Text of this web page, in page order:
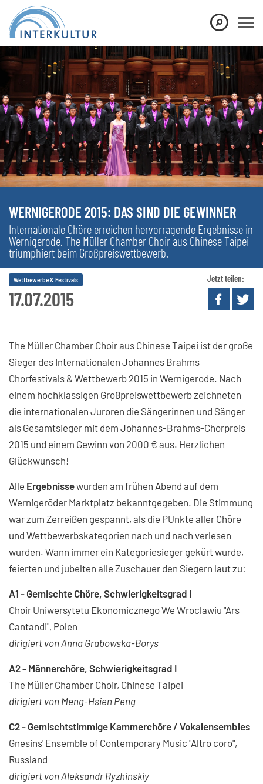
WERNIGERODE 2015: DAS SIND DIE GEWINNER
Internationale Chöre erreichen hervorragende Ergebnisse in
Wernigerode. The Müller Chamber Choir aus Chinese Taipei
triumphiert beim Großpreiswettbewerb.
17.07.2015
Wettbewerbe & Festivals Jetzt teilen:
The Müller Chamber Choir aus Chinese Taipei ist der große
Sieger des Internationalen Johannes Brahms
Chorfestivals & Wettbewerb 2015 in Wernigerode. Nach
einem hochklassigen Großpreiswettbewerb zeichneten
die internationalen Juroren die Sängerinnen und Sänger
als Gesamtsieger mit dem Johannes-Brahms-Chorpreis
2015 und einem Gewinn von 2000 € aus. Herzlichen
Glückwunsch!
Alle Ergebnissewurden am frühen Abend auf dem
Wernigeröder Marktplatz bekanntgegeben. Die Stimmung
war zum Zerreißen gespannt, als die PUnkte aller Chöre
und Wettbewerbskategorien nach und nach verlesen
wurden. Wann immer ein Kategoriesieger gekürt wurde,
feierten und jubelten alle Zuschauer den Siegern laut zu:
A1 - Gemischte Chöre, Schwierigkeitsgrad I
Choir Uniwersytetu Ekonomicznego We Wroclawiu "Ars
Cantandi", Polen
dirigiert von Anna Grabowska-Borys
A2 - Männerchöre, Schwierigkeitsgrad I
The Müller Chamber Choir, Chinese Taipei
dirigiert von Meng-Hsien Peng
C2 - Gemischtstimmige Kammerchöre / Vokalensembles
Gnesins' Ensemble of Contemporary Music "Altro coro",
Russland
dirigiert von Aleksandr Ryzhinskiy